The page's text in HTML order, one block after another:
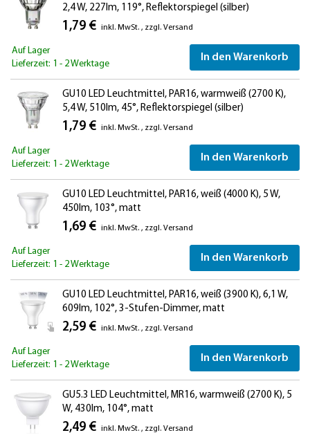
2,4 W, 227lm, 119°, Reflektorspiegel (silber)
1,79 € inkl. MwSt. , zzgl. Versand
Auf Lager
Lieferzeit: 1 - 2 Werktage
In den Warenkorb
GU10 LED Leuchtmittel, PAR16, warmweiß (2700 K),
5,4 W, 510lm, 45°, Reflektorspiegel (silber)
1,79 € inkl. MwSt. , zzgl. Versand
Auf Lager
Lieferzeit: 1 - 2 Werktage
In den Warenkorb
GU10 LED Leuchtmittel, PAR16, weiß (4000 K), 5 W,
450lm, 103°, matt
1,69 € inkl. MwSt. , zzgl. Versand
Auf Lager
Lieferzeit: 1 - 2 Werktage
In den Warenkorb
GU10 LED Leuchtmittel, PAR16, weiß (3900 K), 6,1 W,
609lm, 102°, 3-Stufen-Dimmer, matt
2,59 € inkl. MwSt. , zzgl. Versand
Auf Lager
Lieferzeit: 1 - 2 Werktage
In den Warenkorb
GU5.3 LED Leuchtmittel, MR16, warmweiß (2700 K), 5
W, 430lm, 104°, matt
2,49 € inkl. MwSt. , zzgl. Versand